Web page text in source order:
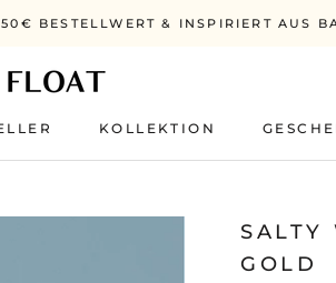
BESTELLWERT & INSPIRIERT AUS
KOLLEKTION
SALTY
GOLD